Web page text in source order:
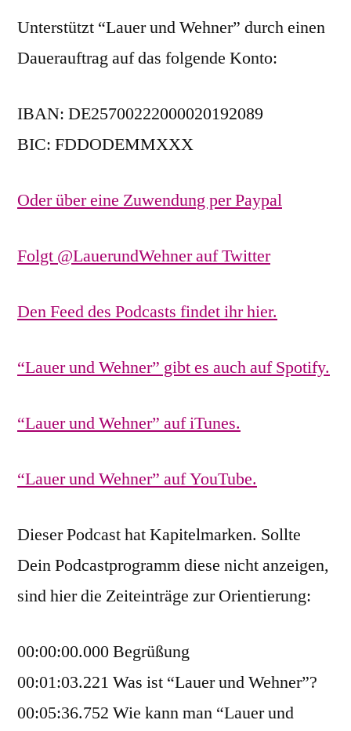
Unterstützt “Lauer und Wehner” durch einen
Dauerauftrag auf das folgende Konto:
IBAN: DE25700222000020192089
BIC: FDDODEMMXXX
Oder über eine Zuwendung per Paypal
Folgt @LauerundWehner auf Twitter
Den Feed des Podcasts findet ihr hier.
“Lauer und Wehner” gibt es auch auf Spotify.
“Lauer und Wehner” auf iTunes.
“Lauer und Wehner” auf YouTube.
Dieser Podcast hat Kapitelmarken. Sollte
Dein Podcastprogramm diese nicht anzeigen,
sind hier die Zeiteinträge zur Orientierung:
00:00:00.000 Begrüßung
00:01:03.221 Was ist “Lauer und Wehner”?
00:05:36.752 Wie kann man “Lauer und